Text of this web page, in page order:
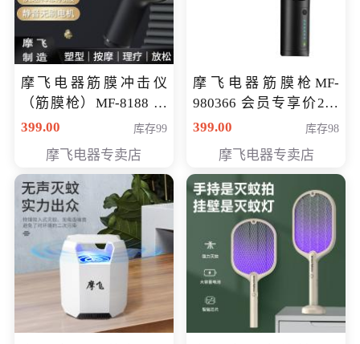
摩飞电器筋膜冲击仪
（筋膜枪）MF-8188 会
员专享价268元
399.00 库存99
摩飞电器专卖店
摩飞电器筋膜枪MF-
980366 会员专享价299
元
399.00 库存98
摩飞电器专卖店